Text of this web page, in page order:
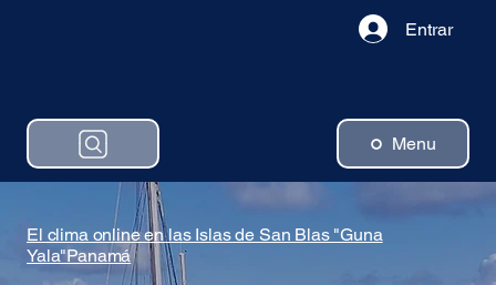
Menu
Entrar
El clima online en las Islas de San Blas "Guna
Yala"Panamá